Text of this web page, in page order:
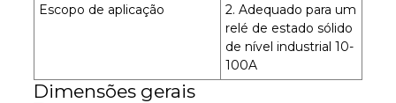
Escopo de aplicação
2. Adequado para um
relé de estado sólido
de nível industrial 10-
100A
Dimensões gerais